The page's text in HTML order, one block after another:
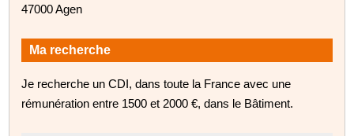
47000 Agen
Ma recherche
Je recherche un CDI, dans toute la France avec une
rémunération entre 1500 et 2000 €, dans le Bâtiment.